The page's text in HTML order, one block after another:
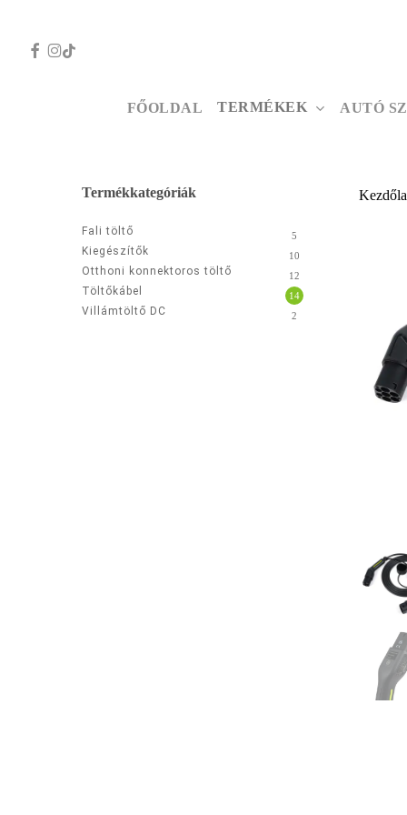
FACEBOOK
INSTAGRAM
TIKTOK
FŐOLDAL TERMÉKEK AUTÓ
Termékkategóriák
Fali töltő 5
Kiegészítők 10
Otthoni konnektoros töltő 12
Töltőkábel 14
Villámtöltő DC 2